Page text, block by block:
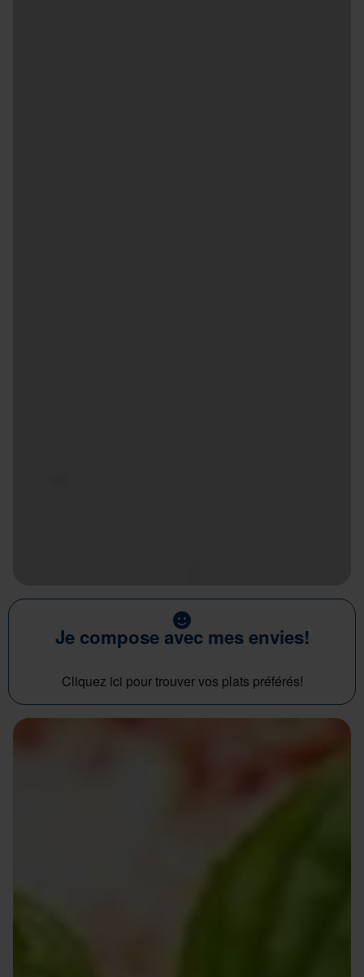
Je compose avec mes envies!
Cliquez ici pour trouver vos plats préférés!